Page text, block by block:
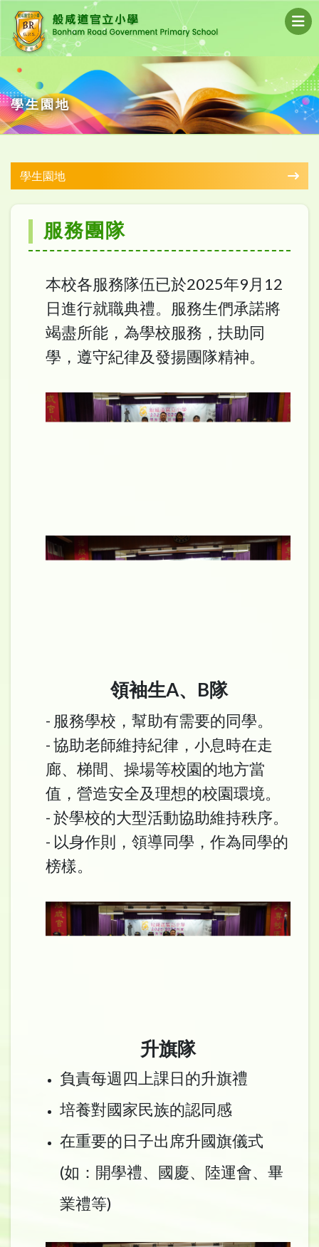
學生園地
學生園地
服務團隊
本校各服務隊伍已於2025年9月12
日進行就職典禮。服務生們承諾將
竭盡所能，為學校服務，扶助同
學，遵守紀律及發揚團隊精神。
領袖生A、 B隊
- 服務學校，幫助有需要的同學。
- 協助老師維持紀律，小息時在走
廊、梯間、操場等校園的地方當
值，營造安全及理想的校園環境。
- 於學校的大型活動協助維持秩序。
- 以身作則，領導同學，作為同學的
榜樣。
升旗隊
負責每週四上課日的升旗禮
培養對國家民族的認同感
在重要的日子出席升國旗儀式
(如：開學禮、國慶、陸運會、畢
業禮等)